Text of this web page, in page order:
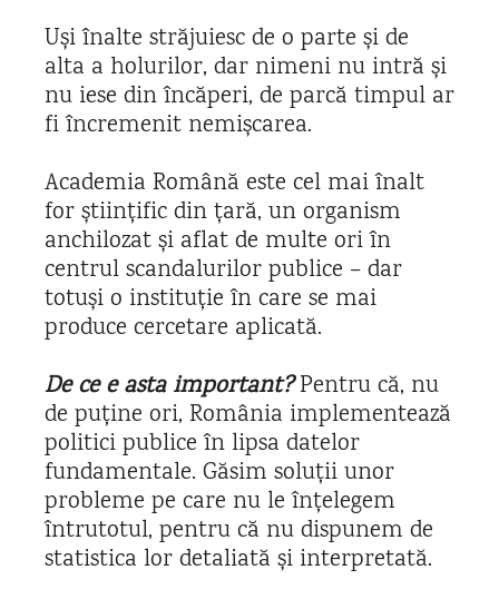
Uși înalte străjuiesc de o parte și de
alta a holurilor, dar nimeni nu intră și
nu iese din încăperi, de parcă timpul ar
fi încremenit nemișcarea.
Academia Română este cel mai înalt
for științific din țară, un organism
anchilozat și aflat de multe ori în
centrul scandalurilor publice – dar
totuși o instituție în care se mai
produce cercetare aplicată.
De ce e asta important?Pentru că, nu
de puține ori, România implementează
politici publice în lipsa datelor
fundamentale. Găsim soluții unor
probleme pe care nu le înțelegem
întrutotul, pentru că nu dispunem de
statistica lor detaliată și interpretată.